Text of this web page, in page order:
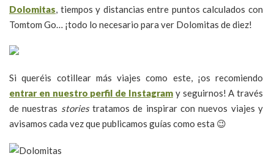
Dolomitas, tiempos y distancias entre puntos calculados con
Tomtom Go… ¡todo lo necesario para ver Dolomitas de diez!
Si queréis cotillear más viajes como este, ¡os recomiendo
entrar en nuestro perfil de Instagramy seguirnos! A través
de nuestras storiestratamos de inspirar con nuevos viajes y
avisamos cada vez que publicamos guías como esta 😉